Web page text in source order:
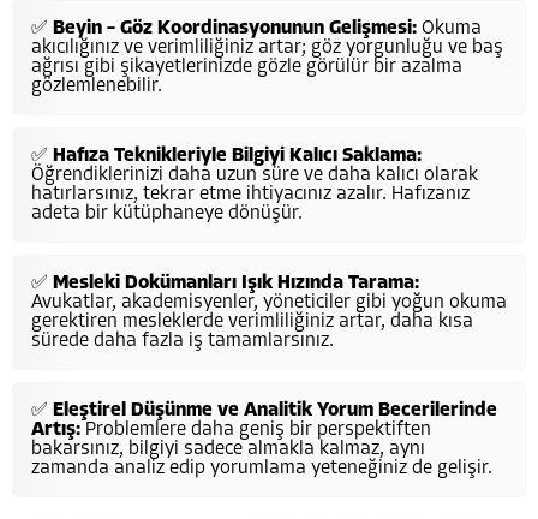
✅ Beyin – Göz Koordinasyonunun Gelişmesi: Okuma
akıcılığınız ve verimliliğiniz artar; göz yorgunluğu ve baş
ağrısı gibi şikayetlerinizde gözle görülür bir azalma
gözlemlenebilir.
✅ Hafıza Teknikleriyle Bilgiyi Kalıcı Saklama:
Öğrendiklerinizi daha uzun süre ve daha kalıcı olarak
hatırlarsınız, tekrar etme ihtiyacınız azalır. Hafızanız
adeta bir kütüphaneye dönüşür.
✅ Mesleki Dokümanları Işık Hızında Tarama:
Avukatlar, akademisyenler, yöneticiler gibi yoğun okuma
gerektiren mesleklerde verimliliğiniz artar, daha kısa
sürede daha fazla iş tamamlarsınız.
✅ Eleştirel Düşünme ve Analitik Yorum Becerilerinde
Artış: Problemlere daha geniş bir perspektiften
bakarsınız, bilgiyi sadece almakla kalmaz, aynı
zamanda analiz edip yorumlama yeteneğiniz de gelişir.